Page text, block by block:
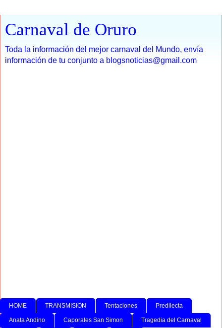
Carnaval de Oruro
Toda la información del mejor carnaval del Mundo, envía
información de tu conjunto a blogsnoticias@gmail.com
HOME TRANSMISION Tentaciones Predilecta
Anata Andino Caporales San Simon Tragedia del Carnaval